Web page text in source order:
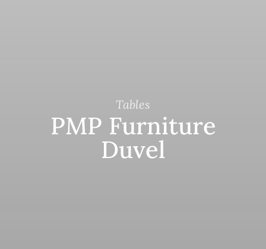
Tables
PMP Furniture
Duvel